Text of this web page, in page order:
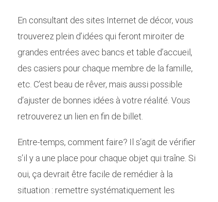
En consultant des sites Internet de décor, vous
trouverez plein d’idées qui feront miroiter de
grandes entrées avec bancs et table d’accueil,
des casiers pour chaque membre de la famille,
etc. C’est beau de rêver, mais aussi possible
d’ajuster de bonnes idées à votre réalité. Vous
retrouverez un lien en fin de billet.
Entre-temps, comment faire? Il s’agit de vérifier
s’il y a une place pour chaque objet qui traîne. Si
oui, ça devrait être facile de remédier à la
situation : remettre systématiquement les